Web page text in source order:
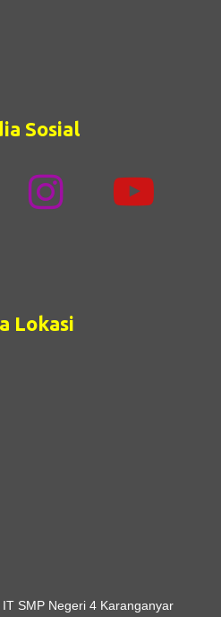
Sosial
Lokasi
SMP Negeri 4 Karanganyar